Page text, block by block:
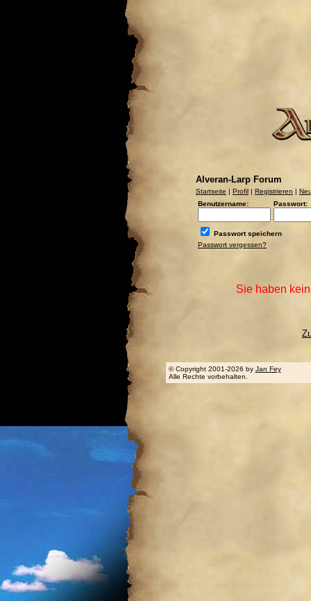
Alveran-Larp Forum
Startseite | Profil | Registrieren |
Benutzername:
Passwort:
Passwort speichern
Passwort vergessen?
Sie haben
© Copyright 2001-2026 by Jan Fey
Alle Rechte vorbehalten.